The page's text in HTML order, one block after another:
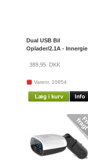
Dual USB Bil
Oplader/2.1A - Innergie
389,95DKK
Varenr. 10854